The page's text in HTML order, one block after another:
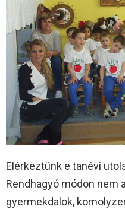
Elérkeztünk e tanévi
Rendhagyó módon nem
gyermekdalok,